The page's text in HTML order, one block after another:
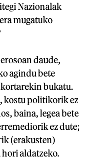
Nazionalak
mugatuko
daude,
agindu bete
bukatu.
kostu politikorik ez
baina, legea bete
ez dute;
(erakusten)
aldatzeko.